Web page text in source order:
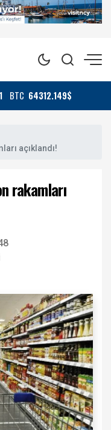
BTC 64312.149$
açıklandı!
rakamları